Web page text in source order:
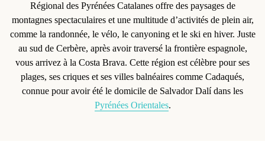
Régional des Pyrénées Catalanesoffre des paysages de
montagnes spectaculaires et une multitude d’activités de plein air,
comme la randonnée, le vélo, le canyoning et le ski en hiver. Juste
au sud de Cerbère, après avoir traversé la frontière espagnole,
vous arrivez à la Costa Brava. Cette région est célèbre pour ses
plages, ses criques et ses villes balnéaires comme Cadaqués,
connue pour avoir été le domicile de Salvador Dalí dans les
Pyrénées Orientales.